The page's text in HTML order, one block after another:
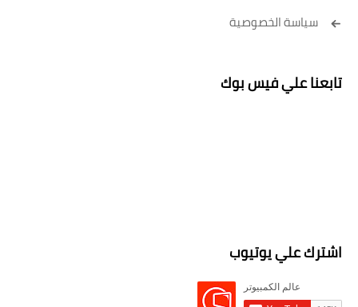
سياسة الخصوصية
تابعنا علي فيس بوك
اشترك علي يوتيوب